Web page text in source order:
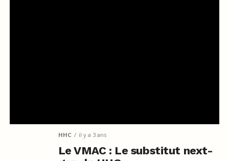
HHC il y a 3 ans
Le VMAC : Le substitut next-